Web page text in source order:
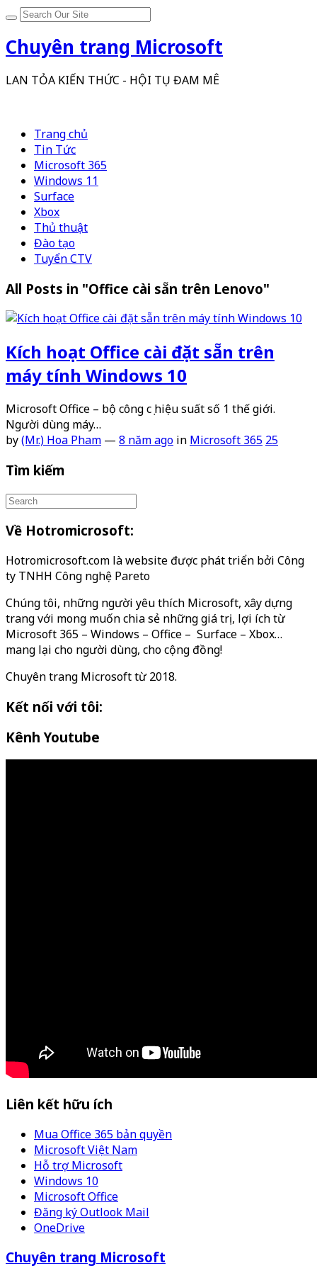
Chuyên trang Microsoft
LAN TỎA KIẾN THỨC - HỘI TỤ ĐAM MÊ
Trang chủ
Tin Tức
Microsoft 365
Windows 11
Surface
Xbox
Thủ thuật
Đào tạo
Tuyển CTV
All Posts in "Office cài sẵn trên Lenovo"
Kích hoạt Office cài đặt sẵn trên
máy tính Windows 10
Microsoft Office – bộ công cụ hiệu suất số 1 thế giới.
Người dùng máy…
by(Mr.) Hoa Pham — 8 năm ago in Microsoft 365 25
Tìm kiếm
Về Hotromicrosoft:
Hotromicrosoft.com là website được phát triển bởi Công
ty TNHH Công nghệ Pareto
Chúng tôi, những người yêu thích Microsoft, xây dựng
trang với mong muốn chia sẻ những giá trị, lợi ích từ
Microsoft 365 – Windows – Office – Surface – Xbox…
mang lại cho người dùng, cho cộng đồng!
Chuyên trang Microsoft từ 2018.
Kết nối với tôi:
Kênh Youtube
Liên kết hữu ích
Mua Office 365 bản quyền
Microsoft Việt Nam
Hỗ trợ Microsoft
Windows 10
Microsoft Office
Đăng ký Outlook Mail
OneDrive
Chuyên trang Microsoft